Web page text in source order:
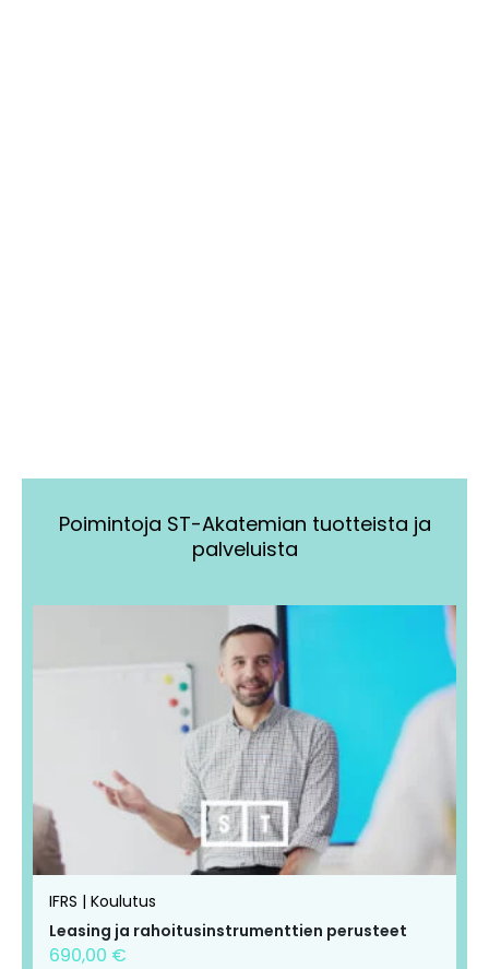
Poimintoja ST-Akatemian tuotteista ja
palveluista
IFRS | Koulutus
Leasing ja rahoitusinstrumenttien perusteet
690,00 €
useampi
muunnelma.
Voit
tehdä
valinnat
tuotteen
useampi
muunnelma.
Voit
tehdä
valinnat
tuotteen